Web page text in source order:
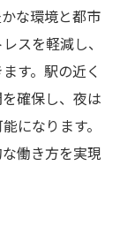
な環境と都市
スを軽減し、
す。駅の近く
確保し、夜は
になります。
働き方を実現